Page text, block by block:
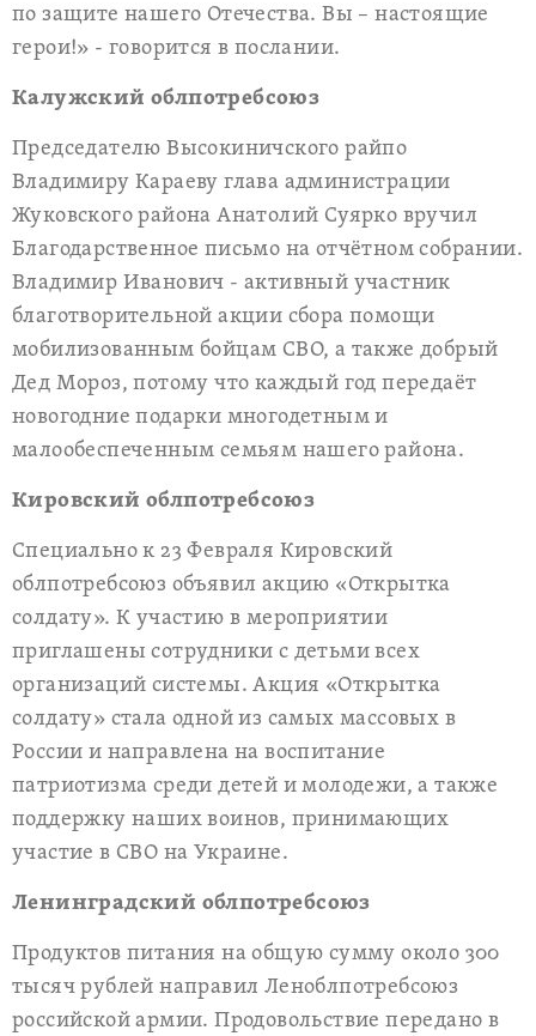
по защите нашего Отечества. Вы – настоящие
герои!» - говорится в послании.
Калужский облпотребсоюз
Председателю Высокиничского райпо
Владимиру Караеву глава администрации
Жуковского района Анатолий Суярко вручил
Благодарственное письмо на отчётном собрании.
Владимир Иванович - активный участник
благотворительной акции сбора помощи
мобилизованным бойцам СВО, а также добрый
Дед Мороз, потому что каждый год передаёт
новогодние подарки многодетным и
малообеспеченным семьям нашего района.
Кировский облпотребсоюз
Специально к 23 Февраля Кировский
облпотребсоюз объявил акцию «Открытка
солдату». К участию в мероприятии
приглашены сотрудники с детьми всех
организаций системы. Акция «Открытка
солдату» стала одной из самых массовых в
России и направлена на воспитание
патриотизма среди детей и молодежи, а также
поддержку наших воинов, принимающих
участие в СВО на Украине.
Ленинградский облпотребсоюз
Продуктов питания на общую сумму около 300
тысяч рублей направил Леноблпотребсоюз
российской армии. Продовольствие передано в